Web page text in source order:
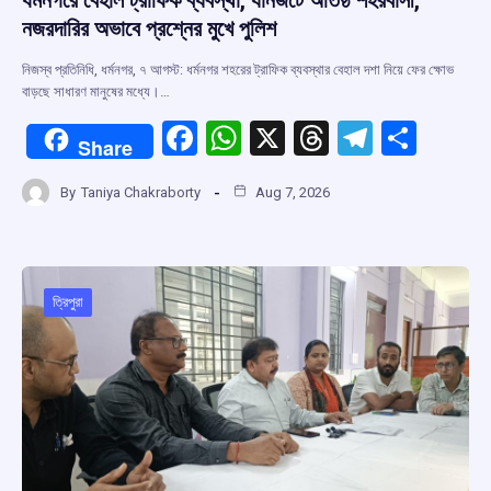
নজরদারির অভাবে প্রশ্নের মুখে পুলিশ
নিজস্ব প্রতিনিধি, ধর্মনগর, ৭ আগস্ট: ধর্মনগর শহরের ট্রাফিক ব্যবস্থার বেহাল দশা নিয়ে ফের ক্ষোভ
বাড়ছে সাধারণ মানুষের মধ্যে।…
Share
F
ce
o
o
k
W
h
at
A
p
p
X
T
e
d
s
T
a
m
By Taniya Chakraborty Aug 7, 2026
ত্রিপুরা